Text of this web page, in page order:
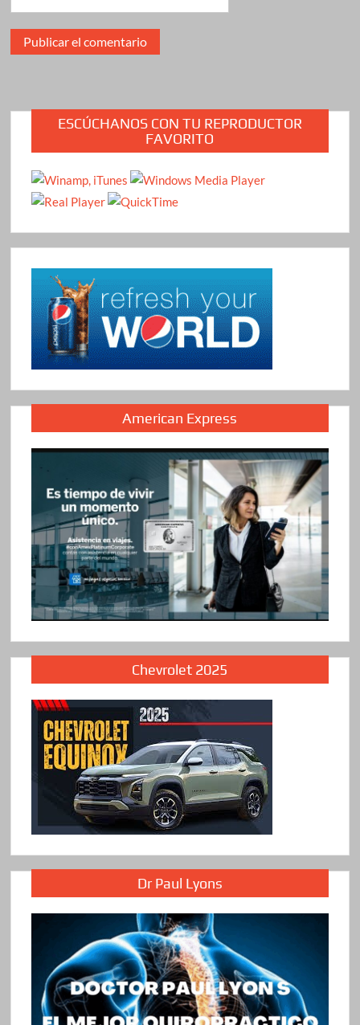
ESCÚCHANOS CON TU REPRODUCTOR
FAVORITO
American Express
Chevrolet 2025
Dr Paul Lyons